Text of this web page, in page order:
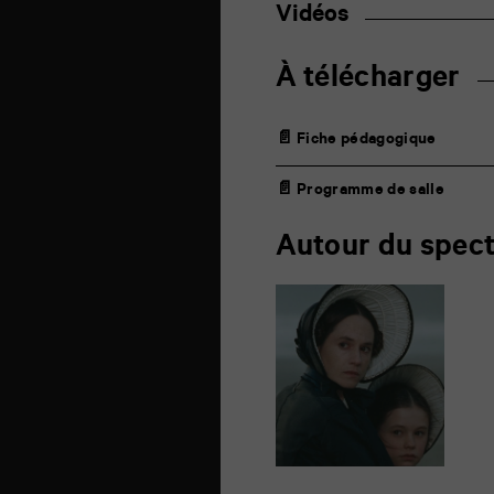
Vidéos
À télécharger
📄 Fiche pédagogique
📄 Programme de salle
Autour du